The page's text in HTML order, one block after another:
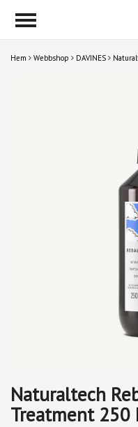
Hem Webbshop DAVINES
Naturaltech
Treatment 250